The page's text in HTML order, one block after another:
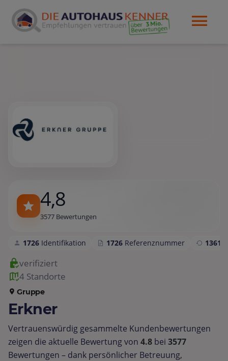
4,8
3577 Bewertungen
1726 Identifikation 1726 Referenznummer 1361
verifiziert
4 Standorte
Gruppe
Erkner
Vertrauenswürdig gesammelte Kundenbewertungen
zeigen die aktuelle Bewertung von 4.8 bei 3577
Bewertungen – dank persönlicher Betreuung,